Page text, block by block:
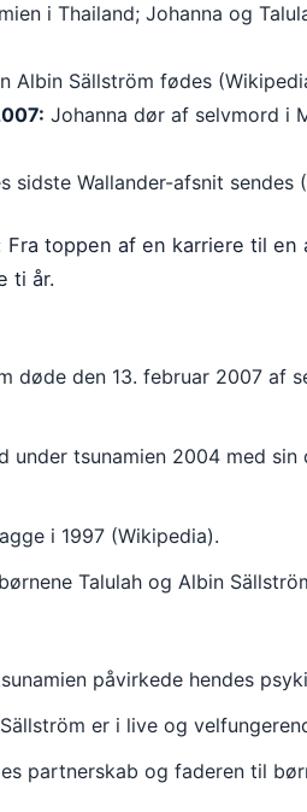
i Thailand; Johanna og
Albin Sällström fødes
Johanna dør af selvmord i
sidste Wallander-afsnit sendes
Fra toppen af en karriere til en
ti år.
døde den 13. februar 2007 af
under tsunamien 2004 med sin
i 1997 (Wikipedia).
Talulah og Albin
påvirkede hendes
er i live og
partnerskab og faderen til